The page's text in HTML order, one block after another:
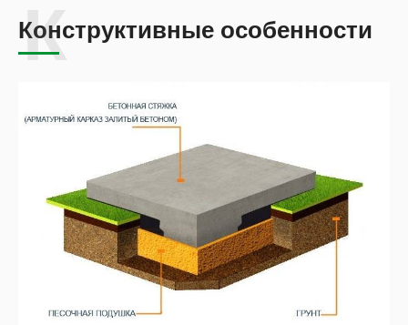
Конструктивные особенности